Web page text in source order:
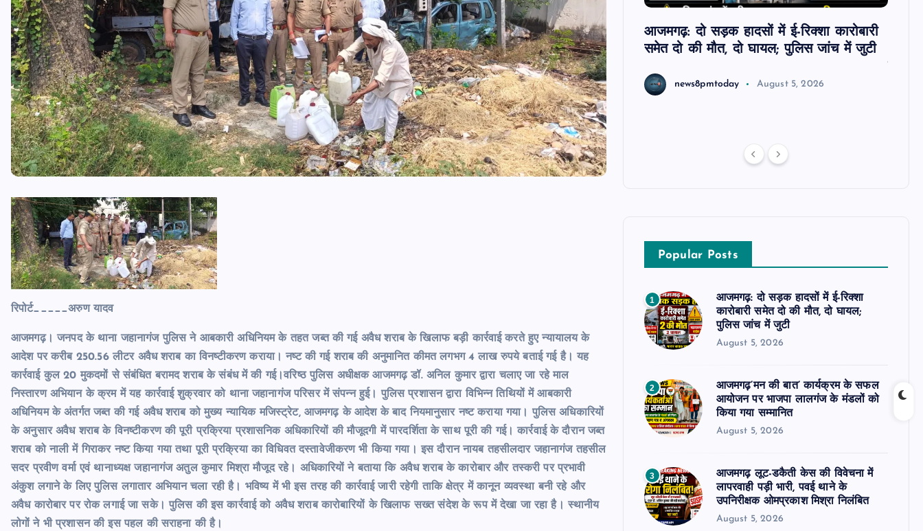
रिपोर्ट_____अरुण यादव
आजमगढ़। जनपद के थाना जहानागंज पुलिस ने आबकारी अधिनियम के तहत जब्त की गई अवैध शराब के खिलाफ बड़ी कार्रवाई करते हुए न्यायालय के
आदेश पर करीब 250.56 लीटर अवैध शराब का विनष्टीकरण कराया। नष्ट की गई शराब की अनुमानित कीमत लगभग 4 लाख रुपये बताई गई है। यह
कार्रवाई कुल 20 मुकदमों से संबंधित बरामद शराब के संबंध में की गई।वरिष्ठ पुलिस अधीक्षक आजमगढ़ डॉ. अनिल कुमार द्वारा चलाए जा रहे माल
निस्तारण अभियान के क्रम में यह कार्रवाई शुक्रवार को थाना जहानागंज परिसर में संपन्न हुई। पुलिस प्रशासन द्वारा विभिन्न तिथियों में आबकारी
अधिनियम के अंतर्गत जब्त की गई अवैध शराब को मुख्य न्यायिक मजिस्ट्रेट, आजमगढ़ के आदेश के बाद नियमानुसार नष्ट कराया गया। पुलिस अधिकारियों
के अनुसार अवैध शराब के विनष्टीकरण की पूरी प्रक्रिया प्रशासनिक अधिकारियों की मौजूदगी में पारदर्शिता के साथ पूरी की गई। कार्रवाई के दौरान जब्त
शराब को नाली में गिराकर नष्ट किया गया तथा पूरी प्रक्रिया का विधिवत दस्तावेजीकरण भी किया गया। इस दौरान नायब तहसीलदार जहानागंज तहसील
सदर प्रवीण वर्मा एवं थानाध्यक्ष जहानागंज अतुल कुमार मिश्रा मौजूद रहे। अधिकारियों ने बताया कि अवैध शराब के कारोबार और तस्करी पर प्रभावी
अंकुश लगाने के लिए पुलिस लगातार अभियान चला रही है। भविष्य में भी इस तरह की कार्रवाई जारी रहेगी ताकि क्षेत्र में कानून व्यवस्था बनी रहे और
अवैध कारोबार पर रोक लगाई जा सके। पुलिस की इस कार्रवाई को अवैध शराब कारोबारियों के खिलाफ सख्त संदेश के रूप में देखा जा रहा है। स्थानीय
लोगों ने भी प्रशासन की इस पहल की सराहना की है।
आजमगढ़ मंदिर का ताला तोड़कर चोरी, पीतल के
बर्तन व दानपेटी से नकदी ले उड़े चोर
news8pmtoday August 4, 2026
आजमगढ़: दो सड़क हादसों में ई-रिक्शा कारोबारी
समेत दो की मौत, दो घायल; पुलिस जांच में जुटी
news8pmtoday August 5, 2026
गया
Popular Posts
1
आजमगढ़: दो सड़क हादसों में ई-रिक्शा
कारोबारी समेत दो की मौत, दो घायल;
पुलिस जांच में जुटी
August 5, 2026
2
आजमगढ़’मन की बात’ कार्यक्रम के सफल
आयोजन पर भाजपा लालगंज के मंडलों को
किया गया सम्मानित
August 5, 2026
3
आजमगढ़ लूट-डकैती केस की विवेचना में
लापरवाही पड़ी भारी, पवई थाने के
उपनिरीक्षक ओमप्रकाश मिश्रा निलंबित
August 5, 2026